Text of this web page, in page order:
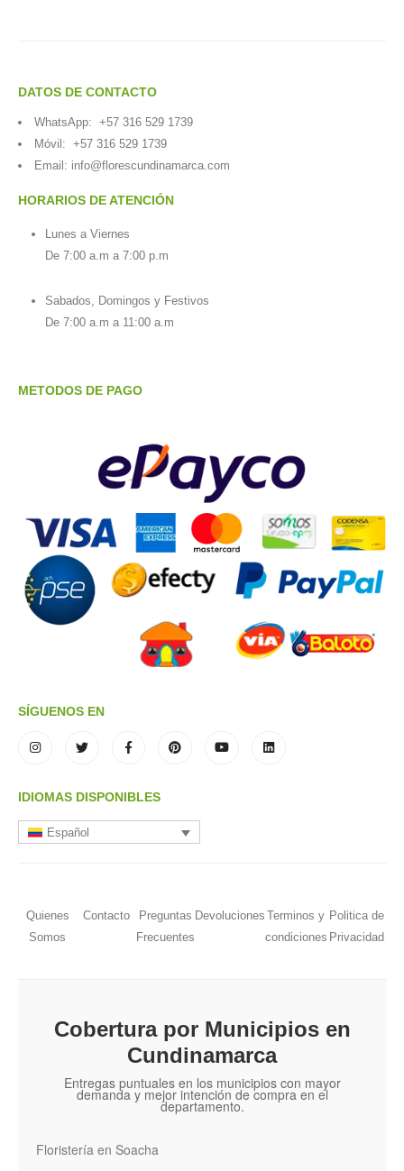
DATOS DE CONTACTO
WhatsApp: +57 316 529 1739
Móvil: +57 316 529 1739
Email: info@florescundinamarca.com
HORARIOS DE ATENCIÓN
Lunes a Viernes
De 7:00 a.m a 7:00 p.m
Sabados, Domingos y Festivos
De 7:00 a.m a 11:00 a.m
METODOS DE PAGO
SÍGUENOS EN
IDIOMAS DISPONIBLES
Español
Quienes
Somos
Contacto
Preguntas
Frecuentes
Devoluciones Terminos y
condiciones
Politica de
Privacidad
Cobertura por Municipios en
Cundinamarca
Entregas puntuales en los municipios con mayor
demanda y mejor intención de compra en el
departamento.
Floristería en Soacha